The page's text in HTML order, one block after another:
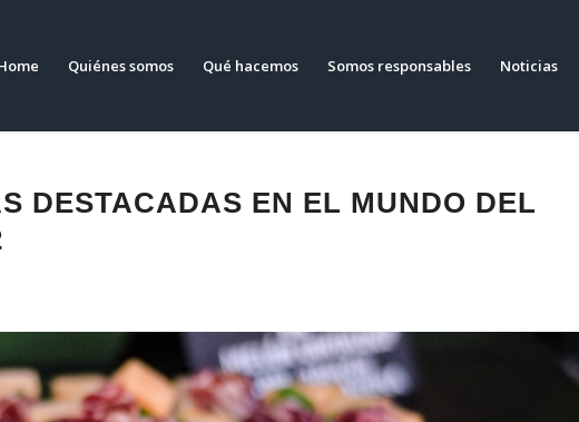
Quiénes somos Qué hacemos Somos responsables Noticias
DESTACADAS EN EL MUNDO DEL